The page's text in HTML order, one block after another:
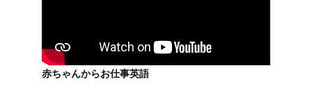
赤ちゃんからお仕事英語